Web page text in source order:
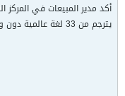
أكد مدير المبيعات في
يترجم من 33 لغة عالمية دون وسيط، في جميع